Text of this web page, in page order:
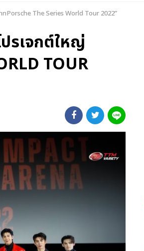
The Series World Tour 2022”
รเจกต์ใหญ่
TOUR